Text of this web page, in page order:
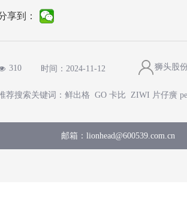
享到：
310 时间： 2024-11-12 狮头股
邮箱：lionhead@600539.com.cn
荐搜索关键词：鲜出格 GO 卡比 ZIWI 片仔癀